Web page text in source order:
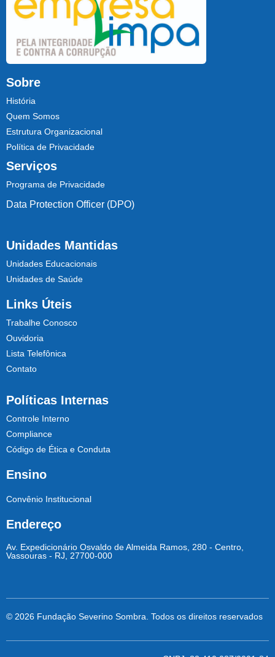
Sobre
História
Quem Somos
Estrutura Organizacional
Política de Privacidade
Serviços
Programa de Privacidade
Data Protection Officer (DPO)
Unidades Mantidas
Unidades Educacionais
Unidades de Saúde
Links Úteis
Trabalhe Conosco
Ouvidoria
Lista Telefônica
Contato
Políticas Internas
Controle Interno
Compliance
Código de Ética e Conduta
Ensino
Convênio Institucional
Endereço
Av. Expedicionário Osvaldo de Almeida Ramos, 280 - Centro,
Vassouras - RJ, 27700-000
© 2026 Fundação Severino Sombra. Todos os direitos reservados